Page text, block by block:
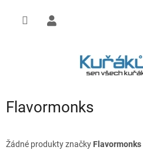
Flavormonks
Žádné produkty značky Flavormonks